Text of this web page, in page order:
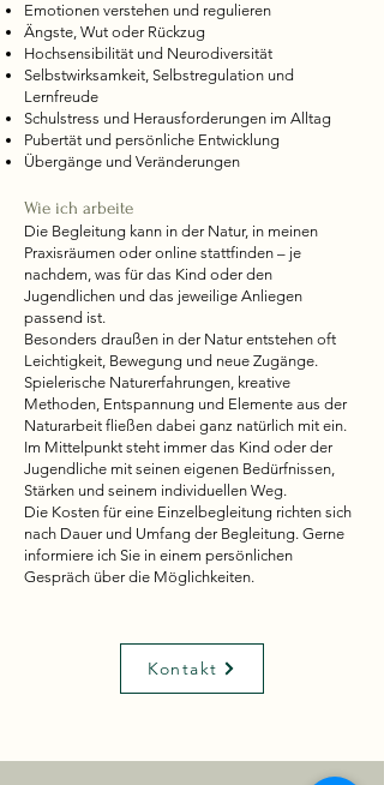
Emotionen verstehen und regulieren
Ängste, Wut oder Rückzug
Hochsensibilität und Neurodiversität
Selbstwirksamkeit, Selbstregulation und
Lernfreude
Schulstress und Herausforderungen im Alltag
Pubertät und persönliche Entwicklung
Übergänge und Veränderungen
Wie ich arbeite
Die Begleitung kann in der Natur, in meinen
Praxisräumen oder online stattfinden – je
nachdem, was für das Kind oder den
Jugendlichen und das jeweilige Anliegen
passend ist.
Besonders draußen in der Natur entstehen oft
Leichtigkeit, Bewegung und neue Zugänge.
Spielerische Naturerfahrungen, kreative
Methoden, Entspannung und Elemente aus der
Naturarbeit fließen dabei ganz natürlich mit ein.
Im Mittelpunkt steht immer das Kind oder der
Jugendliche mit seinen eigenen Bedürfnissen,
Stärken und seinem individuellen Weg.
Die Kosten für eine Einzelbegleitung richten sich
nach Dauer und Umfang der Begleitung. Gerne
informiere ich Sie in einem persönlichen
Gespräch über die Möglichkeiten.
Kontakt